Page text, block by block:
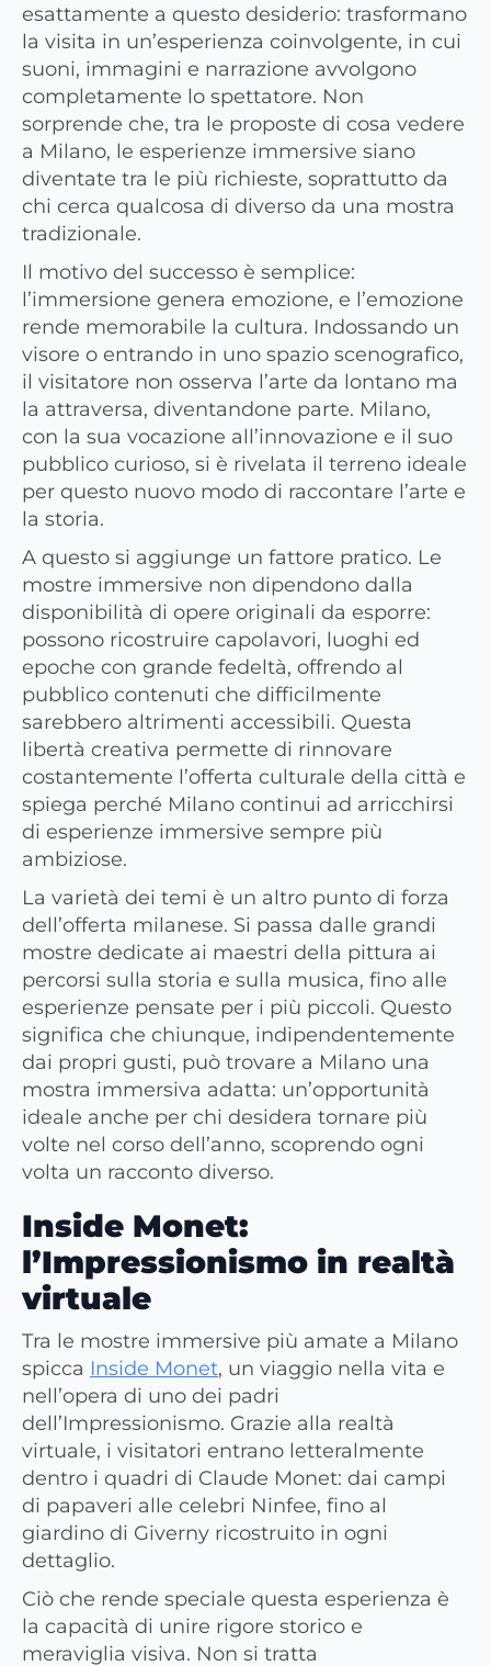
esattamente a questo desiderio: trasformano
la visita in un’esperienza coinvolgente, in cui
suoni, immagini e narrazione avvolgono
completamente lo spettatore. Non
sorprende che, tra le proposte di cosa vedere
a Milano, le esperienze immersive siano
diventate tra le più richieste, soprattutto da
chi cerca qualcosa di diverso da una mostra
tradizionale.
Il motivo del successo è semplice:
l’immersione genera emozione, e l’emozione
rende memorabile la cultura. Indossando un
visore o entrando in uno spazio scenografico,
il visitatore non osserva l’arte da lontano ma
la attraversa, diventandone parte. Milano,
con la sua vocazione all’innovazione e il suo
pubblico curioso, si è rivelata il terreno ideale
per questo nuovo modo di raccontare l’arte e
la storia.
A questo si aggiunge un fattore pratico. Le
mostre immersive non dipendono dalla
disponibilità di opere originali da esporre:
possono ricostruire capolavori, luoghi ed
epoche con grande fedeltà, offrendo al
pubblico contenuti che difficilmente
sarebbero altrimenti accessibili. Questa
libertà creativa permette di rinnovare
costantemente l’offerta culturale della città e
spiega perché Milano continui ad arricchirsi
di esperienze immersive sempre più
ambiziose.
La varietà dei temi è un altro punto di forza
dell’offerta milanese. Si passa dalle grandi
mostre dedicate ai maestri della pittura ai
percorsi sulla storia e sulla musica, fino alle
esperienze pensate per i più piccoli. Questo
significa che chiunque, indipendentemente
dai propri gusti, può trovare a Milano una
mostra immersiva adatta: un’opportunità
ideale anche per chi desidera tornare più
volte nel corso dell’anno, scoprendo ogni
volta un racconto diverso.
Inside Monet:
l’Impressionismo in realtà
virtuale
Tra le mostre immersive più amate a Milano
spicca Inside Monet, un viaggio nella vita e
nell’opera di uno dei padri
dell’Impressionismo. Grazie alla realtà
virtuale, i visitatori entrano letteralmente
dentro i quadri di Claude Monet: dai campi
di papaveri alle celebri Ninfee, fino al
giardino di Giverny ricostruito in ogni
dettaglio.
Ciò che rende speciale questa esperienza è
la capacità di unire rigore storico e
meraviglia visiva. Non si tratta